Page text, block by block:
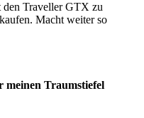
den Traveller GTX zu
Macht weiter so
meinen Traumstiefel